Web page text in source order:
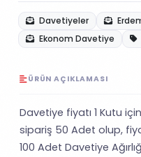
Davetiyeler
Ekonom Davetiye
ÜRÜN AÇIKLAMASI
Davetiye fiyatı 1 Kutu
sipariş 50 Adet olup,
100 Adet Davetiye